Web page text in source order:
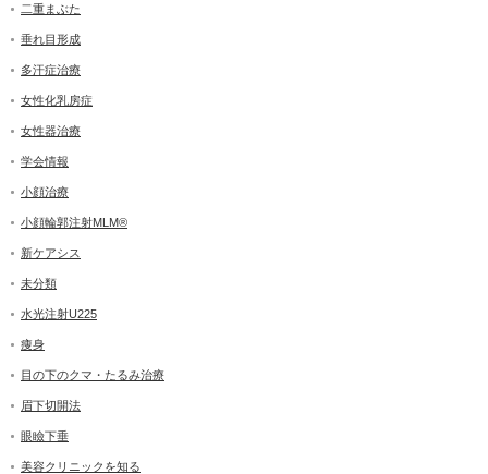
二重まぶた
垂れ目形成
多汗症治療
女性化乳房症
女性器治療
学会情報
小顔治療
小顔輪郭注射MLM®
新ケアシス
未分類
水光注射U225
痩身
目の下のクマ・たるみ治療
眉下切開法
眼瞼下垂
美容クリニックを知る